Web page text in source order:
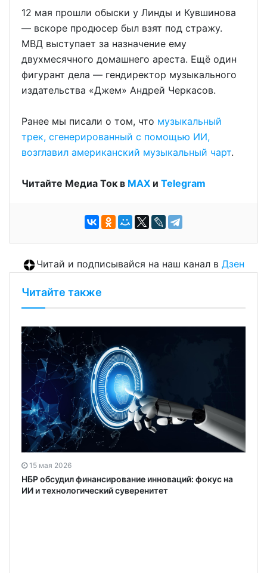
12 мая прошли обыски у Линды и Кувшинова
— вскоре продюсер был взят под стражу.
МВД выступает за назначение ему
двухмесячного домашнего ареста. Ещё один
фигурант дела — гендиректор музыкального
издательства «Джем» Андрей Черкасов.
Ранее мы писали о том, что музыкальный
трек, сгенерированный с помощью ИИ,
возглавил американский музыкальный чарт.
Читайте Медиа Ток в МАХ и Telegram
Читай и подписывайся на наш канал в Дзен
Читайте также
15 мая 2026
НБР обсудил финансирование инноваций: фокус на
ИИ и технологический суверенитет